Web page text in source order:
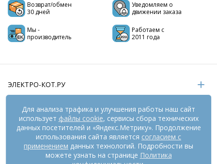
Возврат/обмен
30 дней
Уведомляем о
движении заказа
Мы -
производитель
Работаем с
2011 года
ЭЛЕКТРО-КОТ.РУ
ИНФОРМАЦИЯ
РЕКВИЗИТЫ
На информационном ресурсе применяются
Для анализа трафика и улучшения работы наш сайт
использует файлы cookie, сервисы сбора технических
данных посетителей и «Яндекс.Метрику». Продолжение
использования сайта является согласием с
применением данных технологий. Подробности вы
можете узнать на странице Политика